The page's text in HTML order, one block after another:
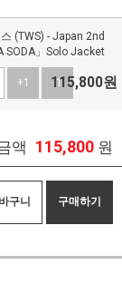
스 (TWS) - Japan 2nd
SODA」Solo Jacket
+1 -1
115,800원
액 115,800 원
구니 구매하기